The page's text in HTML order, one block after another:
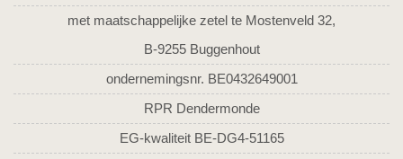
met maatschappelijke zetel te Mostenveld 32,
B-9255 Buggenhout
ondernemingsnr. BE0432649001
RPR Dendermonde
EG-kwaliteit BE-DG4-51165